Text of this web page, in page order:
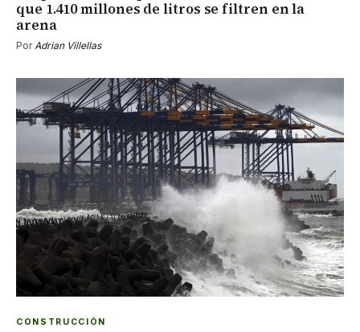
que 1.410 millones de litros se filtren en la
arena
Por Adrian Villellas
CONSTRUCCIÓN